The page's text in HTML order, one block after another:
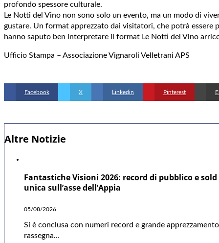
Altre Notizie
Fantastiche Visioni 2026: record di pubblico e
unica sull’asse dell’Appia
05/08/2026
Si è conclusa con numeri record e grande
rassegna…
profondo spessore culturale.
Le Notti del Vino non sono solo un evento, ma un modo di
gustare. Un format apprezzato dai visitatori, che potrà essere
hanno saputo ben interpretare il format Le Notti del Vino
Ufficio Stampa – Associazione Vignaroli Velletrani APS
Facebook X Linkedin Pinterest